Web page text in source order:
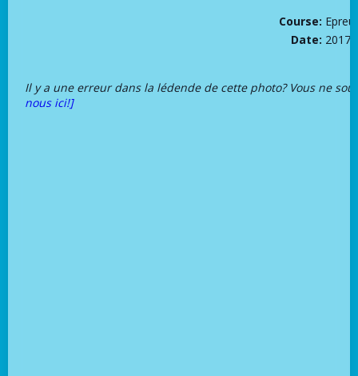
Course:
Date:
Il y a une erreur dans la lédende de cette photo? Vous ne
nous ici!]